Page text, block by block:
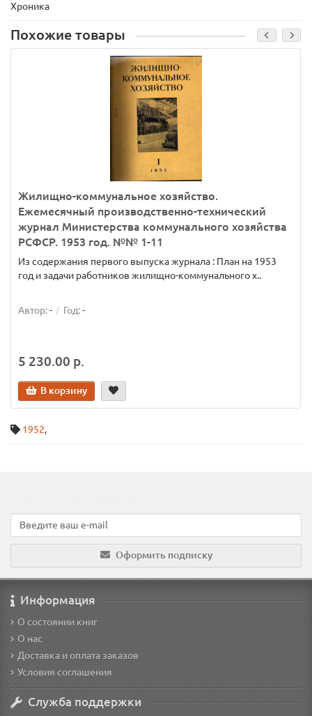
Хроника
Похожие товары
Жилищно-коммунальное хозяйство.
Ежемесячный производственно-технический
журнал Министерства коммунального хозяйства
РСФСР. 1953 год. №№ 1-11
Из содержания первого выпуска журнала : План на 1953
год и задачи работников жилищно-коммунального х..
Автор:- Год:-
5 230.00 р.
В корзину
1952,
Оформить подписку
Информация
О состоянии книг
О нас
Доставка и оплата заказов
Условия соглашения
Служба поддержки